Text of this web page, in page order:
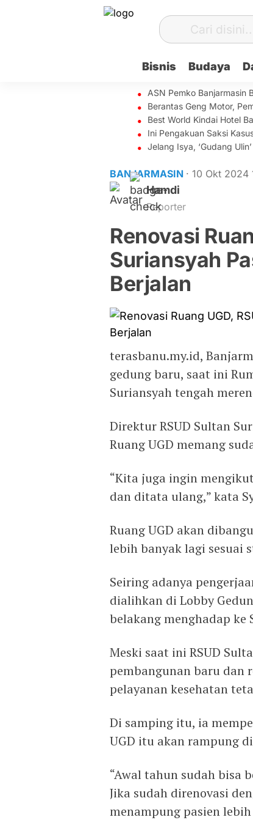
Bisnis Budaya
ASN Pemko Banjarmasin
Berantas Geng Motor,
Best World Kindai Hotel
Ini Pengakuan Saksi
Jelang Isya, ‘Gudang
BANJARMASIN · 10 Okt 2024
Hamdi
Reporter
Renovasi
Suriansyah
Berjalan
terasbanu.my.id,
gedung baru, saat ini
Suriansyah tengah
Direktur RSUD Sultan
Ruang UGD memang
“Kita juga ingin
dan ditata ulang,” kata
Ruang UGD akan
lebih banyak lagi sesuai
Seiring adanya
dialihkan di Lobby
belakang menghadap
Meski saat ini RSUD
pembangunan baru dan
pelayanan kesehatan
Di samping itu, ia
UGD itu akan rampung
“Awal tahun sudah bisa
Jika sudah direnovasi
menampung pasien